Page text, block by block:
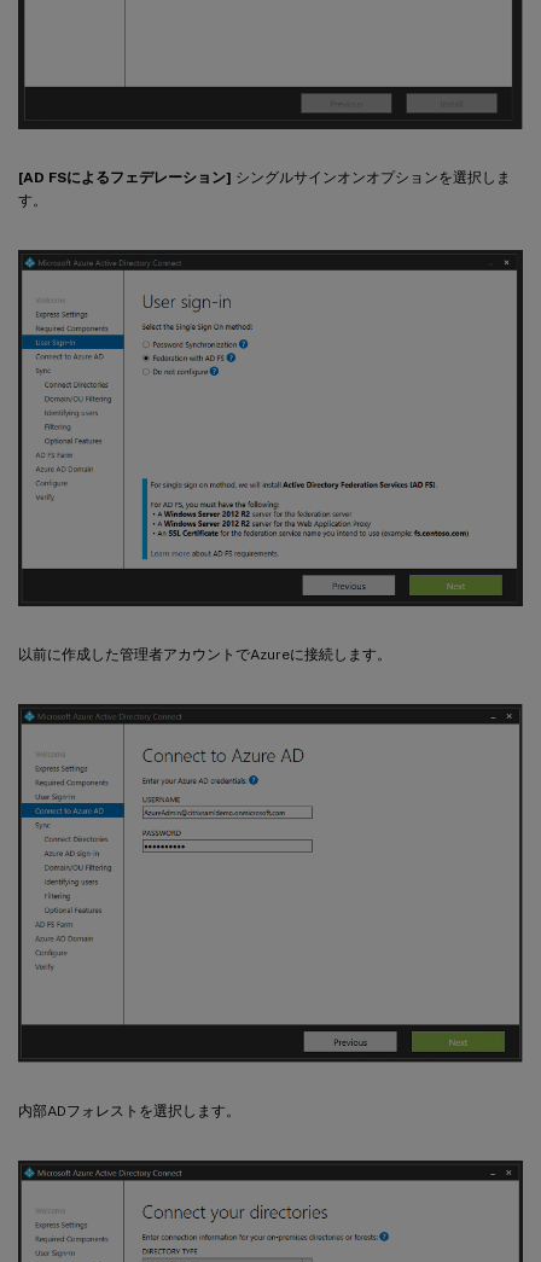
[AD FSによるフェデレーション] シングルサインオンオプションを選択しま
す。
以前に作成した管理者アカウントでAzureに接続します。
内部ADフォレストを選択します。